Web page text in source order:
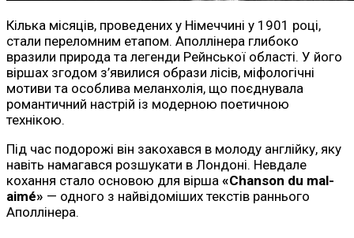
Кілька місяців, проведених у Німеччині у 1901 році,
стали переломним етапом. Аполлінера глибоко
вразили природа та легенди Рейнської області. У його
віршах згодом з’явилися образи лісів, міфологічні
мотиви та особлива меланхолія, що поєднувала
романтичний настрій із модерною поетичною
технікою.
Під час подорожі він закохався в молоду англійку, яку
навіть намагався розшукати в Лондоні. Невдале
кохання стало основою для вірша «Chanson du mal-
aimé» — одного з найвідоміших текстів раннього
Аполлінера.